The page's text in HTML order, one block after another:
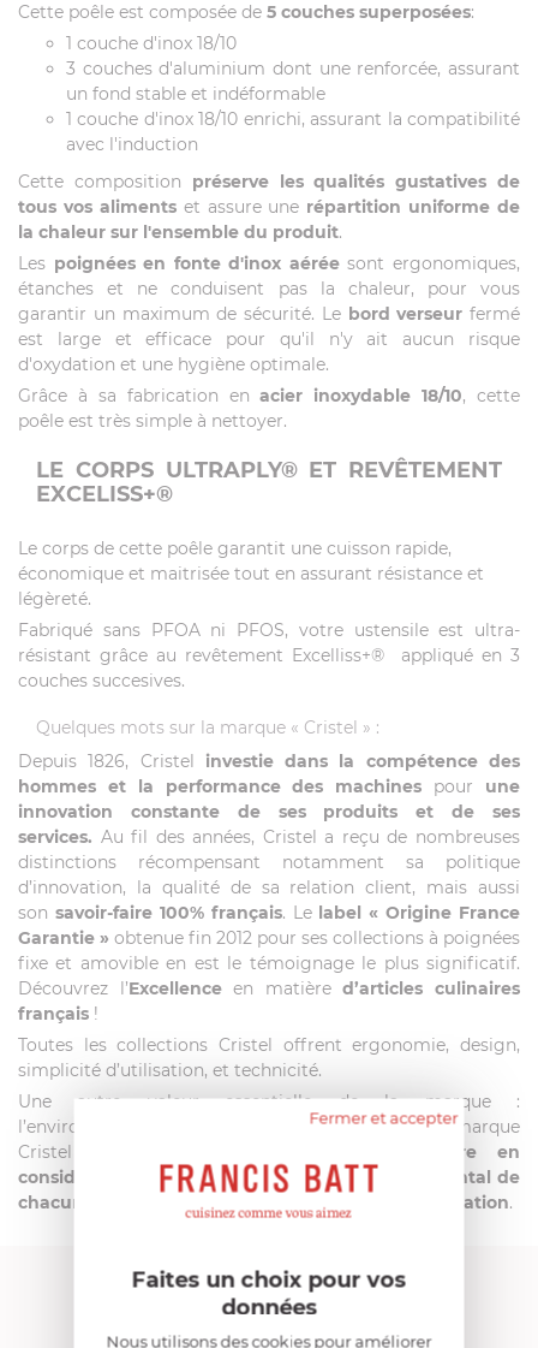
Cette poêle est composée de 5 couches superposées:
1 couche d'inox 18/10
3 couches d'aluminium dont une renforcée, assurant
un fond stable et indéformable
1 couche d'inox 18/10 enrichi, assurant la compatibilité
avec l'induction
Cette composition préserve les qualités gustatives de
tous vos alimentset assure une répartition uniforme de
la chaleur sur l'ensemble du produit.
Les poignées en fonte d'inox aéréesont ergonomiques,
étanches et ne conduisent pas la chaleur, pour vous
garantir un maximum de sécurité. Lebord verseur fermé
est large et efficace pour qu'il n'y ait aucun risque
d'oxydation et une hygiène optimale.
Grâce à sa fabrication enacier inoxydable 18/10, cette
poêle est très simple à nettoyer.
LE CORPS ULTRAPLY® ET REVÊTEMENT
EXCELISS+®
Le corps de cette poêle garantit une cuisson rapide,
économique et maitrisée tout en assurant résistance et
légèreté.
Fabriqué sans PFOA ni PFOS, votre ustensile est ultra-
résistant grâce au revêtement Excelliss+® appliqué en 3
couches succesives.
Quelques mots sur la marque « Cristel » :
Depuis 1826, Cristel investie dans la compétence des
hommes et la performance des machines pour une
innovation constante de ses produits et de ses
services. Au fil des années, Cristel a reçu de nombreuses
distinctions récompensant notamment sa politique
d’innovation, la qualité de sa relation client, mais aussi
son savoir-faire 100% français. Le label
« Origine France
Garantie » obtenue fin 2012 pour ses collections à poignées
fixe et amovible en est le témoignage le plus significatif.
Découvrez l’Excellenceen matièred’articles culinaires
français !
Toutes les collections Cristel offrent ergonomie, design,
simplicité d’utilisation, et technicité.
Une autre valeur essentielle de la marque :
l’environnement.
Depuis plus de 20 ansdéjà, la marque
Cristel met
un point d’honneur à prendre en
considération et respecter l’impact environnemental de
chacun de ses produits de la conception à la réalisation.
FRANCIS BATT RECOMMANDE
Fermer et accepter
Faites un choix pour vos
données
Nous utilisons des cookies pour améliorer